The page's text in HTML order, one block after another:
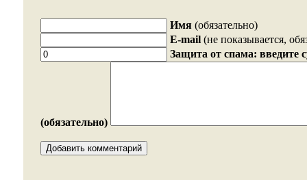
Имя (обязательно)
E-mail (не показывается,
Защита от спама: введите
(обязательно)